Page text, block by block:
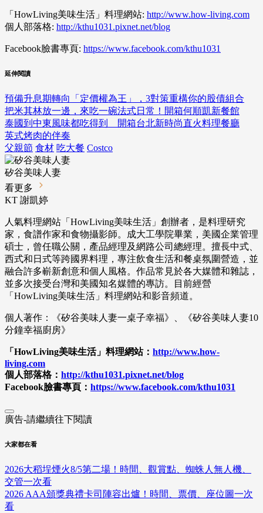
「HowLiving美味生活」料理網站: http://www.how-living.com
個人部落格: http://kthu1031.pixnet.net/blog
Facebook臉書專頁: https://www.facebook.com/kthu1031
延伸閱讀
預備升息期轉向「定價權為王」，3對策重構你的股債組合
把米其林放一邊，來吃一碗法式日常！開箱何順凱新餐館
泰國到中東風味都吃得到 開箱台北新時尚直火料理餐廳
英式烤肉的伴奏
父親節 食材 吃大餐 Costco
矽谷美味人妻
看更多
KT 謝凱婷
人氣料理網站「 HowLiving美味生活 」創辦者，是料理研究
家，食譜作家和食物攝影師。成大工學院畢業，美國企業管理
碩士，曾任職公關，產品經理及網路公司總經理。擅長中式、
西式和日式等跨國界料理，專注飲食生活和餐桌氛圍營造，並
融合許多嶄新創意和個人風格。作品常見於各大媒體和雜誌，
並多次接受台灣和美國知名媒體的專訪。目前經營
「 HowLiving美味生活 」料理網站和影音頻道。
個人著作：《矽谷美味人妻一桌子幸福》、《矽谷美味人妻10
分鐘幸福廚房》
「HowLiving美味生活」料理網站： http://www.how-
living.com
個人部落格： http://kthu1031.pixnet.net/blog
Facebook臉書專頁： https://www.facebook.com/kthu1031
廣告-請繼續往下閱讀
大家都在看
2026大稻埕煙火8/5第二場！時間、觀賞點、蜘蛛人無人機、
交管一次看
2026 AAA頒獎典禮卡司陣容出爐！時間、票價、座位圖一次
看